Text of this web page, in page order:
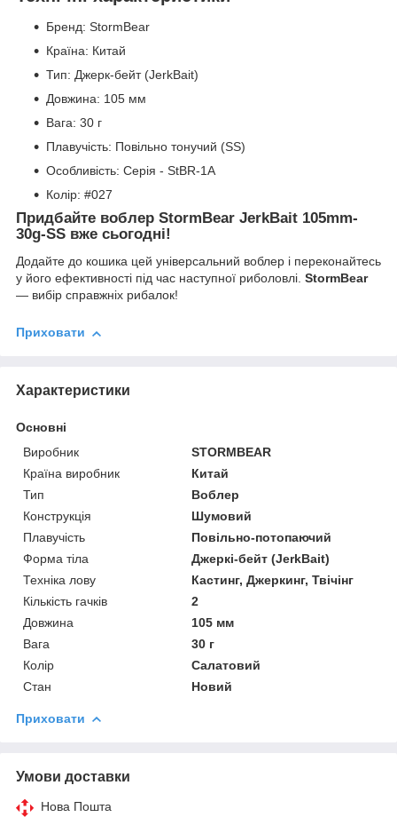
Бренд: StormBear
Країна: Китай
Тип: Джерк-бейт (JerkBait)
Довжина: 105 мм
Вага: 30 г
Плавучість: Повільно тонучий (SS)
Особливість: Серія - StBR-1A
Колір: #027
Придбайте воблер StormBear JerkBait 105mm-
30g-SS вже сьогодні!
Додайте до кошика цей універсальний воблер і переконайтесь
у його ефективності під час наступної риболовлі. StormBear
— вибір справжніх рибалок!
Приховати
Характеристики
Основні
Виробник
STORMBEAR
Країна виробник
Китай
Тип
Воблер
Конструкція
Шумовий
Плавучість
Повільно-потопаючий
Форма тіла
Джеркі-бейт (JerkBait)
Техніка лову
Кастинг, Джеркинг, Твічінг
Кількість гачків
2
Довжина
105 мм
Вага
30 г
Колір
Салатовий
Стан
Новий
Приховати
Умови доставки
Нова Пошта